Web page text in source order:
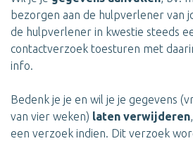
bezorgen aan de hulpverlener van
de hulpverlener in kwestie steeds
contactverzoek toesturen met
info.
Bedenk je je en wil je je gegevens
van vier weken) laten verwijderen
een verzoek indien. Dit verzoek